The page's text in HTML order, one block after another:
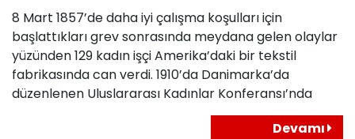
8 Mart 1857’de daha iyi çalışma koşulları için
başlattıkları grev sonrasında meydana gelen olaylar
yüzünden 129 kadın işçi Amerika’daki bir tekstil
fabrikasında can verdi. 1910’da Danimarka’da
düzenlenen Uluslararası Kadınlar Konferansı’nda
Devamı